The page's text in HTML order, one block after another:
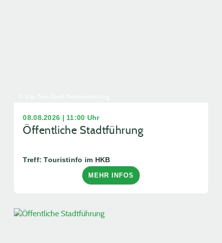
08.08.2026 | 11:00 Uhr
Öffentliche Stadtführung
Treff: Touristinfo im HKB
MEHR INFOS